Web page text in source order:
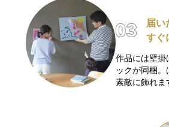
届い
すぐ
作品には壁掛
ックが同梱。
素敵に飾れま